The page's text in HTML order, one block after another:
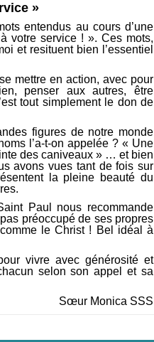
»
entendus au cours d’une
votre service ! ». Ces mots,
et resituent bien l’essentiel
mettre en action, avec pour
penser aux autres, être
tout simplement le don de
figures de notre monde
l’a-t-on appelée ? « Une
des caniveaux » … et bien
avons vues tant de fois sur
la pleine beauté du
Paul nous recommande
préoccupé de ses propres
le Christ ! Bel idéal à
vivre avec générosité et
selon son appel et sa
Sœur Monica SSS